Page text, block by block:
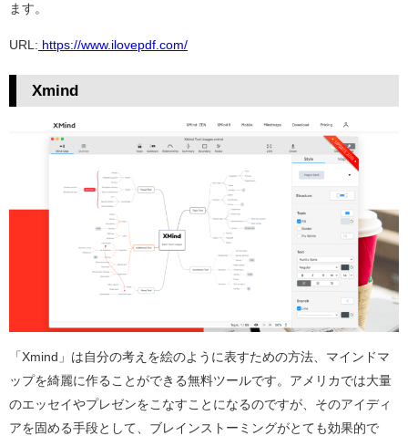
ます。
URL: https://www.ilovepdf.com/
Xmind
「Xmind」は自分の考えを絵のように表すための方法、マインドマ
ップを綺麗に作ることができる無料ツールです。アメリカでは大量
のエッセイやプレゼンをこなすことになるのですが、そのアイディ
アを固める手段として、ブレインストーミングがとても効果的で